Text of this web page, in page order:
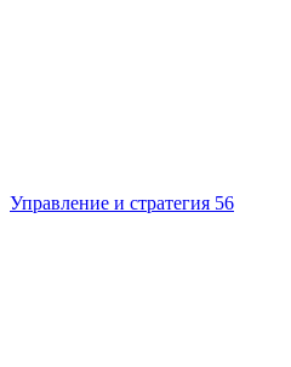
Управление и стратегия 56